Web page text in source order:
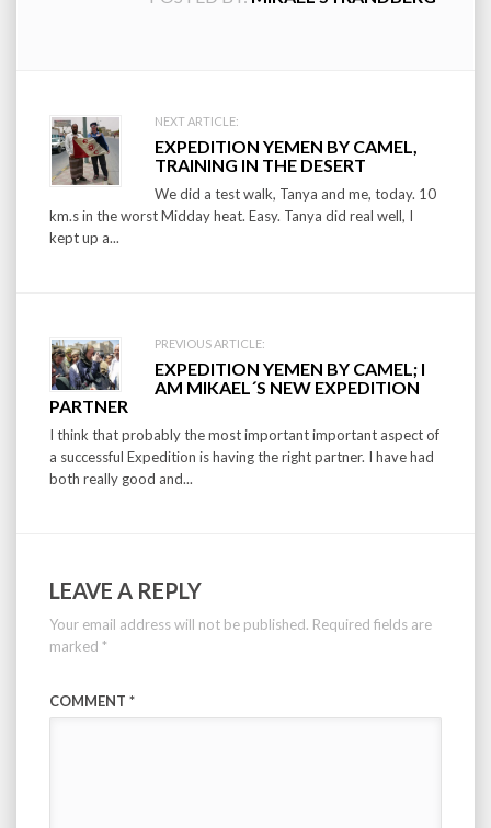
Post
navigation
NEXT ARTICLE:
EXPEDITION YEMEN BY CAMEL,
TRAINING IN THE DESERT
We did a test walk, Tanya and me, today. 10
km.s in the worst Midday heat. Easy. Tanya did real well, I
kept up a...
PREVIOUS ARTICLE:
EXPEDITION YEMEN BY CAMEL; I
AM MIKAEL´S NEW EXPEDITION
PARTNER
I think that probably the most important important aspect of
a successful Expedition is having the right partner. I have had
both really good and...
LEAVE A REPLY
Your email address will not be published. Required fields are
marked *
COMMENT *